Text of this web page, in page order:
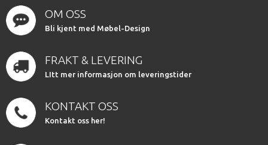
OM OSS
Bli kjent med Møbel-Design
FRAKT & LEVERING
LItt mer informasjon om leveringstider
KONTAKT OSS
Kontakt oss her!